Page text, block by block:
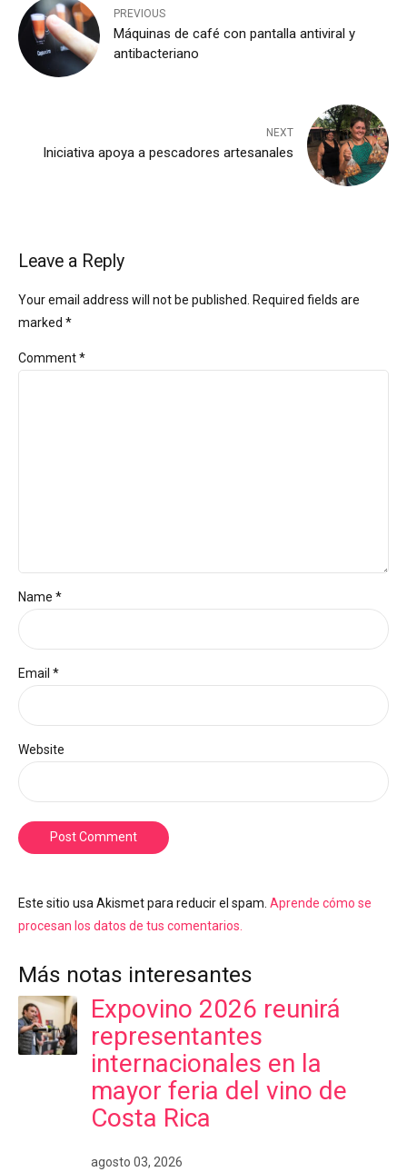
PREVIOUS
Máquinas de café con pantalla antiviral y
antibacteriano
NEXT
Iniciativa apoya a pescadores artesanales
Leave a Reply
Your email address will not be published. Required fields are
marked *
Comment*
Name *
Email *
Website
Post Comment
Este sitio usa Akismet para reducir el spam. Aprende cómo se
procesan los datos de tus comentarios.
Más notas interesantes
Expovino 2026 reunirá
representantes
internacionales en la
mayor feria del vino de
Costa Rica
agosto 03, 2026